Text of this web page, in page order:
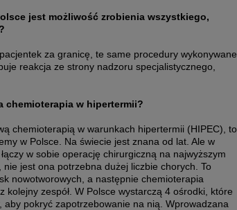
jest możliwość zrobienia wszystkiego,
za granicę, te same procedury wykonywane
reakcja ze strony nadzoru specjalistycznego,
chemioterapia w hipertermii?
chemioterapią w warunkach hipertermii (HIPEC), to
w Polsce. Na świecie jest znana od lat. Ale w
w sobie operację chirurgiczną na najwyższym
nie jest ona potrzebna dużej liczbie chorych. To
nowotworowych, a następnie chemioterapia
zespół. W Polsce wystarczą 4 ośrodki, które
pokryć zapotrzebowanie na nią. Wprowadzana